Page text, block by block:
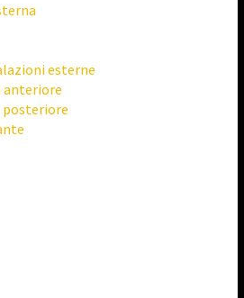
esterne
anteriore